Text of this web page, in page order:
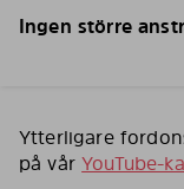
Ingen större
Ytterligare
på vårYouTube-